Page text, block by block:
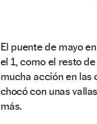
El puente de mayo en
el 1, como el resto
mucha acción en las
chocó con unas
más.